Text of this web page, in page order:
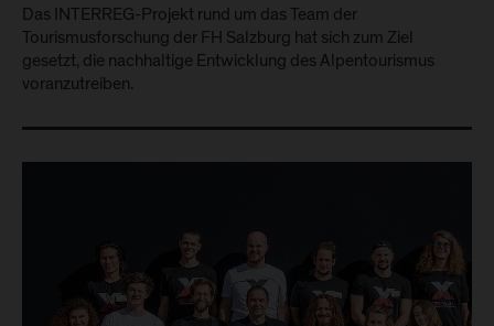
Das INTERREG-Projekt rund um das Team der
Tourismusforschung der FH Salzburg hat sich zum Ziel
gesetzt, die nachhaltige Entwicklung des Alpentourismus
voranzutreiben.